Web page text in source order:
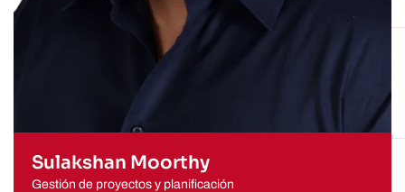
Sulakshan Moorthy
Gestión de proyectos y planificación